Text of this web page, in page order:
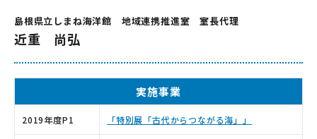
島根県立しまね海洋館 地域連携推進室 室長代理
近重 尚弘
実施事業
2019年度P1 「特別展「古代からつながる海」」